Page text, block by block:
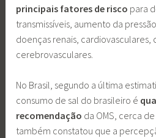
principais fatores de risco para
transmissíveis, aumento da
doenças renais, cardiovasculares,
cerebrovasculares.
No Brasil, segundo a última
consumo de sal do brasileiro é
recomendação da OMS, cerca
também constatou que a